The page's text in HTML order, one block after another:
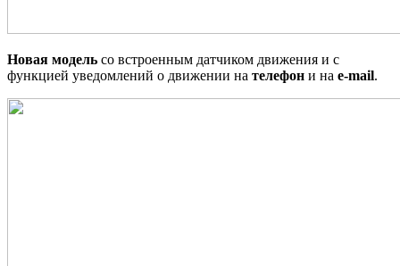
Новая модель со встроенным датчиком движения и с
функцией уведомлений о движении на телефон и на e-mail.